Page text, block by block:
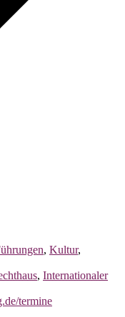
, Kultur,
, Internationaler
termine